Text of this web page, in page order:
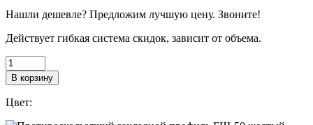
Нашли дешевле? Предложим лучшую цену. Звоните!
Действует гибкая система скидок, зависит от объема.
В корзину
Цвет: